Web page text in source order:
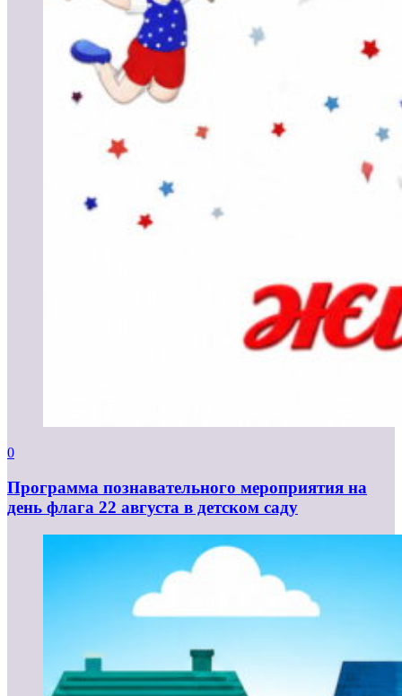
0
Программа познавательного мероприятия на
день флага 22 августа в детском саду